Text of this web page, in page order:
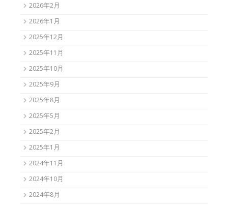
2026年2月
2026年1月
2025年12月
2025年11月
2025年10月
2025年9月
2025年8月
2025年5月
2025年2月
2025年1月
2024年11月
2024年10月
2024年8月